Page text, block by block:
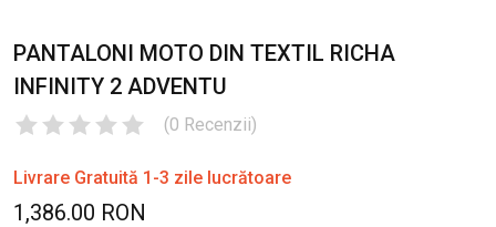
PANTALONI MOTO DIN TEXTIL RICHA
INFINITY 2 ADVENTU
(0 Recenzii)
Livrare Gratuită 1-3 zile lucrătoare
1,386.00 RON